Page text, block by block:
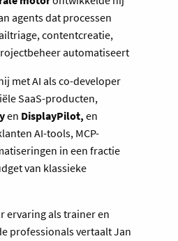
agents dat processen
contentcreatie,
automatiseert
met AI als co-developer
SaaS-producten,
en DisplayPilot, en
AI-tools, MCP-
in een fractie
van klassieke
ervaring als trainer en
professionals vertaalt Jan